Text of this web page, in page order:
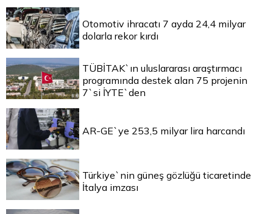
Otomotiv ihracatı 7 ayda 24,4 milyar
dolarla rekor kırdı
TÜBİTAK`ın uluslararası araştırmacı
programında destek alan 75 projenin
7`si İYTE`den
AR-GE`ye 253,5 milyar lira harcandı
Türkiye`nin güneş gözlüğü ticaretinde
İtalya imzası